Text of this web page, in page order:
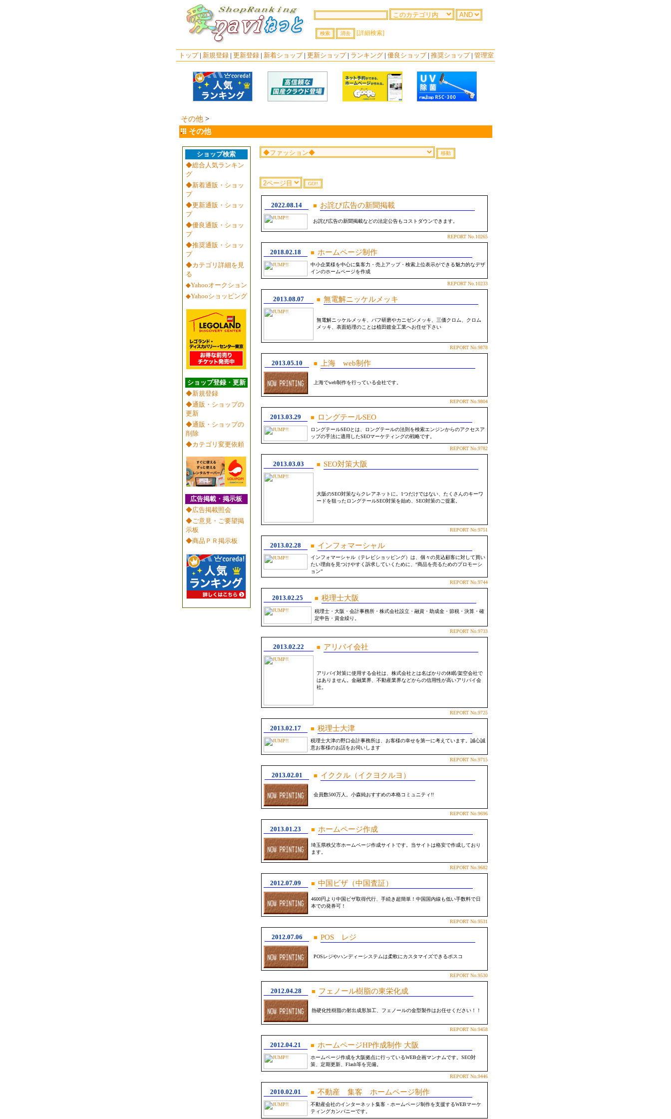
[詳細検索]
トップ| 新規登録 | 更新登録 | 新着ショップ| 更新ショップ| ランキング | 優良ショップ| 推奨ショップ| 管理室
その他>
その他
ショップ検索
◆総合人気ランキン
グ
◆新着通販・ショッ
プ
◆更新通販・ショッ
プ
◆優良通販・ショッ
プ
◆推奨通販・ショッ
プ
◆カテゴリ詳細を見
る
◆Yahooオークション
◆Yahooショッピング
ショップ登録・更新
◆新規登録
◆通販・ショップの
更新
◆通販・ショップの
削除
◆カテゴリ変更依頼
広告掲載・掲示板
◆広告掲載照会
◆ご意見・ご要望掲
示板
◆商品ＰＲ掲示板
2022.08.14 ■ お詫び広告の新聞掲載
お詫び広告の新聞掲載などの法定公告もコストダウンできます。
REPORT No.10265
2018.02.18 ■ ホームページ制作
中小企業様を中心に集客力・売上アップ・検索上位表示ができる魅力的なデザ
インのホームページを作成
REPORT No.10233
2013.08.07 ■ 無電解ニッケルメッキ
無電解ニッケルメッキ、バフ研磨やカニゼンメッキ、三価クロム、クロム
メッキ、表面処理のことは植田鍍金工業へお任せ下さい
REPORT No.9878
2013.05.10 ■ 上海 web制作
上海でweb制作を行っている会社です。
REPORT No.9804
2013.03.29 ■ ロングテールSEO
ロングテールSEOとは、ロングテールの法則を検索エンジンからのアクセスア
ップの手法に適用したSEOマーケティングの戦略です。
REPORT No.9782
2013.03.03 ■ SEO対策大阪
大阪のSEO対策ならクレアネットに。1つだけではない、たくさんのキーワ
ードを狙ったロングテールSEO対策を始め、SEO対策のご提案。
REPORT No.9751
2013.02.28 ■ インフォマーシャル
インフォマーシャル（テレビショッピング）は、個々の見込顧客に対して買い
たい理由を見つけやすく訴求していくために、“商品を売るためのプロモーシ
ョン”
REPORT No.9744
2013.02.25 ■ 税理士大阪
税理士・大阪・会計事務所・株式会社設立・融資・助成金・節税・決算・確
定申告・資金繰り。
REPORT No.9733
2013.02.22 ■ アリバイ会社
アリバイ対策に使用する会社は、株式会社とは名ばかりの休眠/架空会社で
はありません。金融業界、不動産業界などからの信用性が高いアリバイ会
社。
REPORT No.9725
2013.02.17 ■ 税理士大津
税理士大津の野口会計事務所は、お客様の幸せを第一に考えています。誠心誠
意お客様のお話をお伺いします
REPORT No.9715
2013.02.01 ■ イククル（イクヨクルヨ）
会員数500万人。小森純おすすめの本格コミュニティ!!
REPORT No.9696
2013.01.23 ■ ホームページ作成
埼玉県秩父市ホームページ作成サイトです。当サイトは格安で作成しており
ます。
REPORT No.9682
2012.07.09 ■ 中国ビザ（中国査証）
4600円より中国ビザ取得代行、手続き超簡単！中国国内線も低い手数料で日
本での発券可！
REPORT No.9531
2012.07.06 ■ POS レジ
POSレジやハンディーシステムは柔軟にカスタマイズできるポスコ
REPORT No.9530
2012.04.28 ■ フェノール樹脂の東栄化成
熱硬化性樹脂の射出成形加工、フェノールの金型製作はお任せください！！
REPORT No.9458
2012.04.21 ■ ホームページHP作成制作 大阪
ホームページ作成を大阪拠点に行っているWEB企画マンナムです。SEO対
策、定期更新、Flash等を完備。
REPORT No.9446
2010.02.01 ■ 不動産 集客 ホームページ制作
不動産会社のインターネット集客・ホームページ制作を支援するWEBマーケ
ティングカンパニーです。